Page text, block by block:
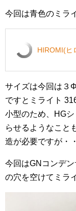
今回は青色のミラ
HIROMI(ヒ
サイズは今回は３
ですとミライト
小型のため、HG
らせるようなこと
造が必要ですが・
今回はGNコンデ
の穴を空けてミラ